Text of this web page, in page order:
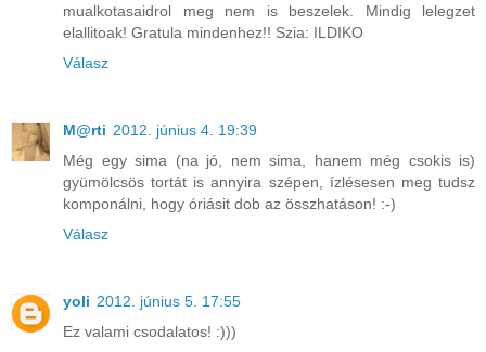
mualkotasaidrol meg nem is beszelek. Mindig lelegzet
elallitoak! Gratula mindenhez!! Szia: ILDIKO
Válasz
M@rti 2012. június 4. 19:39
Még egy sima (na jó, nem sima, hanem még csokis is)
gyümölcsös tortát is annyira szépen, ízlésesen meg tudsz
komponálni, hogy óriásit dob az összhatáson! :-)
Válasz
yoli 2012. június 5. 17:55
Ez valami csodalatos! :)))